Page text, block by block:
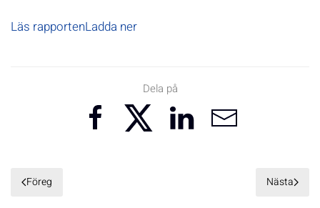
Läs rapportenLadda ner
Dela på
Föreg Nästa